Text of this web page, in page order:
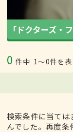
0 件中 1〜0件を
検索条件に当ては
んでした。再度条